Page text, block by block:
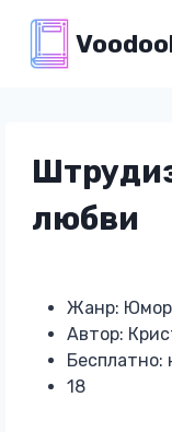
содержимому
любви
Жанр: Юмор
Автор:
Бесплатно:
18